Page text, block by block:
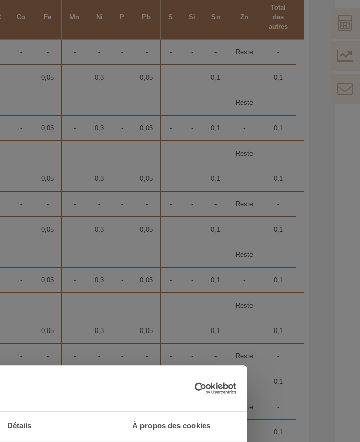
Détails À propos des cookies
Co Fe Mn Ni P Pb S Si Sn Zn
Total
des
autres
- - - - - - - - - Reste
-
- 0,05 - 0,3 - 0,05 - - 0,1 - 0,1
- - - - - - - - - Reste
-
- 0,05 - 0,3 - 0,05 - - 0,1 - 0,1
- - - - - - - - - Reste
-
- 0,05 - 0,3 - 0,05 - - 0,1 - 0,1
- - - - - - - - - Reste
-
- 0,05 - 0,3 - 0,05 - - 0,1 - 0,1
- - - - - - - - - Reste
-
- 0,05 - 0,3 - 0,05 - - 0,1 - 0,1
- - - - - - - - - Reste
-
- 0,05 - 0,3 - 0,05 - - 0,1 - 0,1
- - - - - - - - - Reste
-
0,1 0,1
Reste
-
0,1